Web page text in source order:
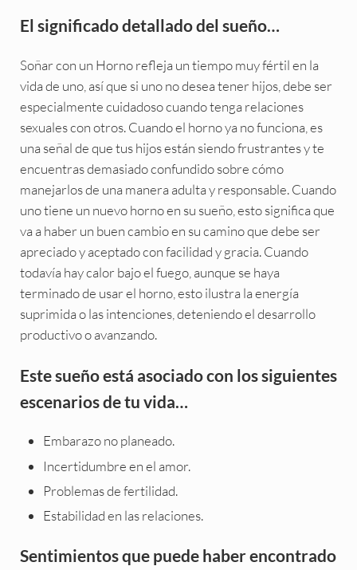
El significado detallado del sueño…
Soñar con un Horno refleja un tiempo muy fértil en la
vida de uno, así que si uno no desea tener hijos, debe ser
especialmente cuidadoso cuando tenga relaciones
sexuales con otros. Cuando el horno ya no funciona, es
una señal de que tus hijos están siendo frustrantes y te
encuentras demasiado confundido sobre cómo
manejarlos de una manera adulta y responsable. Cuando
uno tiene un nuevo horno en su sueño, esto significa que
va a haber un buen cambio en su camino que debe ser
apreciado y aceptado con facilidad y gracia. Cuando
todavía hay calor bajo el fuego, aunque se haya
terminado de usar el horno, esto ilustra la energía
suprimida o las intenciones, deteniendo el desarrollo
productivo o avanzando.
Este sueño está asociado con los siguientes
escenarios de tu vida…
Embarazo no planeado.
Incertidumbre en el amor.
Problemas de fertilidad.
Estabilidad en las relaciones.
Sentimientos que puede haber encontrado